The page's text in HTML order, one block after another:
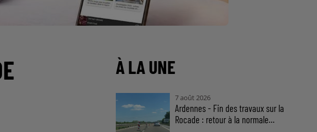
À LA UNE
7 août 2026
Ardennes - Fin des travaux sur la
Rocade : retour à la normale...